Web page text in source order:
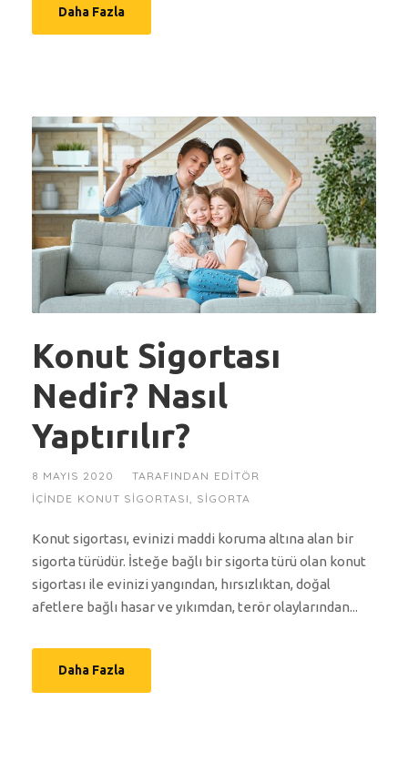
Daha Fazla
Konut Sigortası
Nedir? Nasıl
Yaptırılır?
8 MAYIS 2020 TARAFINDAN EDITÖR
IÇINDE KONUT SIGORTASI, SIGORTA
Konut sigortası, evinizi maddi koruma altına alan bir
sigorta türüdür. İsteğe bağlı bir sigorta türü olan konut
sigortası ile evinizi yangından, hırsızlıktan, doğal
afetlere bağlı hasar ve yıkımdan, terör olaylarından...
Daha Fazla